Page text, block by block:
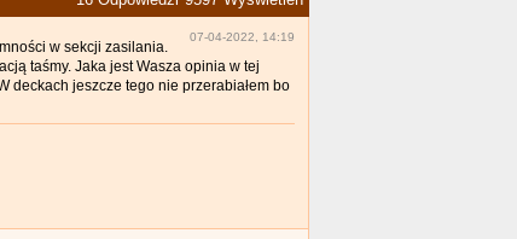
07-04-2022, 14:19
w sekcji zasilania.
taśmy. Jaka jest Wasza opinia w tej
deckach jeszcze tego nie przerabiałem bo